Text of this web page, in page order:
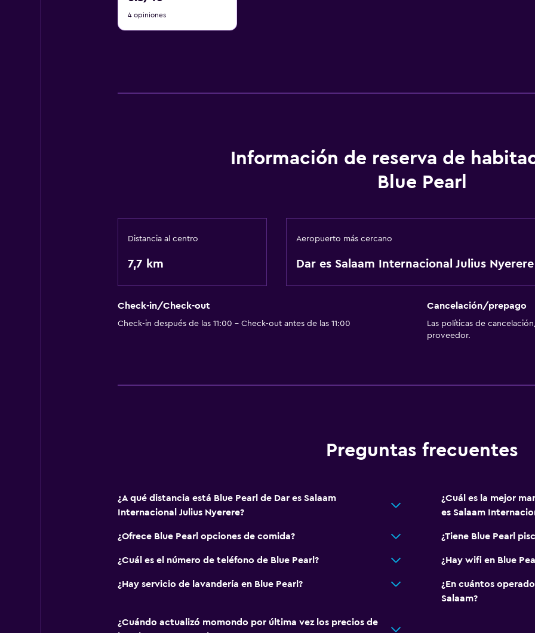
10
4 opiniones
Información de reserva de
Blue Pearl
Distancia al centro
7,7 km
Aeropuerto más cercano
Dar es Salaam Internacional Julius Nyerere
Check-in/Check-out
Check-in después de las 11:00 - Check-out antes de las 11:00
Cancelación/prepago
Las políticas de
proveedor.
Preguntas frecuentes
¿A qué distancia está Blue Pearl de Dar es Salaam
Internacional Julius Nyerere?
¿Cuál es la mejor
es Salaam
¿Ofrece Blue Pearl opciones de comida? ¿Tiene Blue Pearl
¿Cuál es el número de teléfono de Blue Pearl? ¿Hay wifi en Blue
¿Hay servicio de lavandería en Blue Pearl?
¿En cuántos
Salaam?
¿Cuándo actualizó momondo por última vez los precios de